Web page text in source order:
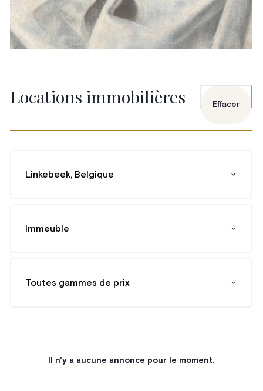
Locations immobilières Effacer
Linkebeek, Belgique
Immeuble
Toutes gammes de prix
Il n'y a aucune annonce pour le moment.